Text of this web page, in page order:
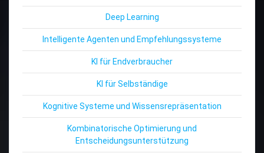
Deep Learning
Intelligente Agenten und Empfehlungssysteme
KI für Endverbraucher
KI für Selbständige
Kognitive Systeme und Wissensrepräsentation
Kombinatorische Optimierung und
Entscheidungsunterstützung